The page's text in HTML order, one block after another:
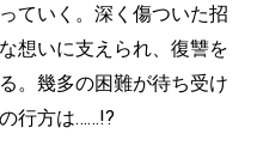
ていく。深く傷ついた招
想いに支えられ、復讐を
。幾多の困難が待ち受け
行方は……!?